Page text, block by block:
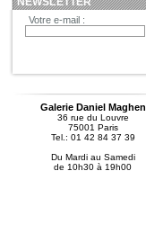
Votre e-mail :
Galerie Daniel Maghen
36 rue du Louvre
75001 Paris
Tel.: 01 42 84 37 39
Du Mardi au Samedi
de 10h30 à 19h00